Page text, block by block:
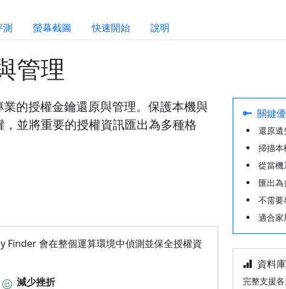
測 螢幕截圖 快速開始 說明
管理
的授權金鑰還原與管理。保護本機與
並將重要的授權資訊匯出為多種格
Finder 會在整個運算環境中偵測並保全授權資
減少挫折
關鍵
還原遺
掃描本
從當機
匯出為
不需要
適合家
資料
完整支援各